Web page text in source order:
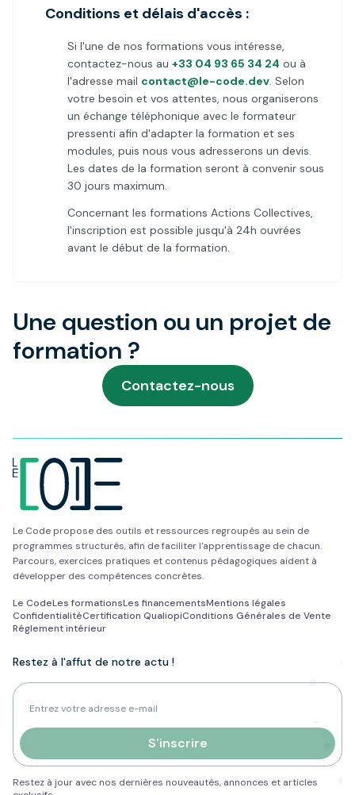
Conditions et délais d'accès :
Si l'une de nos formations vous intéresse,
contactez-nous au +33 04 93 65 34 24 ou à
l'adresse mail contact@le-code.dev. Selon
votre besoin et vos attentes, nous organiserons
un échange téléphonique avec le formateur
pressenti afin d'adapter la formation et ses
modules, puis nous vous adresserons un devis.
Les dates de la formation seront à convenir sous
30 jours maximum.
Concernant les formations Actions Collectives,
l'inscription est possible jusqu'à 24h ouvrées
avant le début de la formation.
Une question ou un projet de
formation ?
Contactez-nous
Le Code propose des outils et ressources regroupés au sein de
programmes structurés, afin de faciliter l'apprentissage de chacun.
Parcours, exercices pratiques et contenus pédagogiques aident à
développer des compétences concrètes.
Le CodeLes formationsLes financementsMentions légales
ConfidentialitéCertification QualiopiConditions Générales de Vente
Réglement intérieur
Restez à l'affut de notre actu !
S'inscrire
Restez à jour avec nos dernières nouveautés, annonces et articles